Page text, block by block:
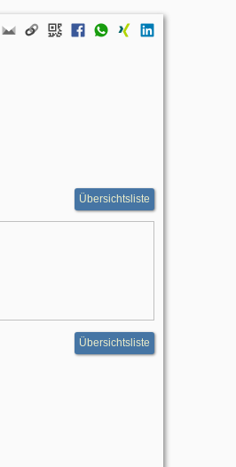
Übersichtsliste
Übersichtsliste